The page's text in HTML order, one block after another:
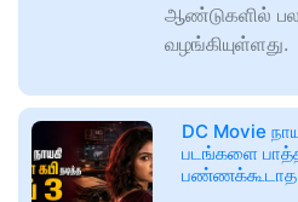
ஆண்டுகளில்
வழங்கியுள்ளது.
DC Movie
படங்களை
பண்ணக்கூடாத